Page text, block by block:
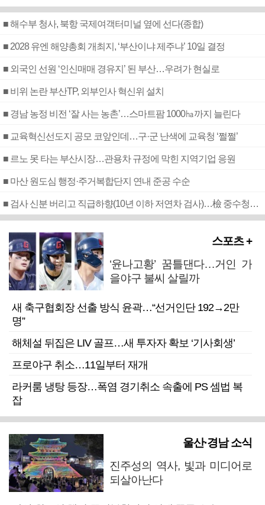
■ 해수부 청사, 북항 국제여객터미널 옆에 선다(종합)
■ 2028 유엔 해양총회 개최지, ‘부산이냐 제주냐’ 10일 결정
■ 외국인 선원 ‘인신매매 경유지’ 된 부산…우려가 현실로
■ 비위 논란 부산TP, 외부인사 혁신위 설치
■ 경남 농정 비전 ‘잘 사는 농촌’…스마트팜 1000㏊까지 늘린다
■ 교육혁신선도지 공모 코앞인데…구·군 난색에 교육청 ‘쩔쩔’
■ 르노 못 타는 부산시장…관용차 규정에 막힌 지역기업 응원
■ 마산 원도심 행정·주거복합단지 연내 준공 수순
■ 검사 신분 버리고 직급하향(10년 이하 저연차 검사)…檢 중수청행 기피
스포츠 +
‘윤나고황’ 꿈틀댄다…거인 가
을야구 불씨 살릴까
새 축구협회장 선출 방식 윤곽…“선거인단 192→2만
명”
해체설 뒤집은 LIV 골프…새 투자자 확보 ‘기사회생’
프로야구 취소…11일부터 재개
라커룸 냉탕 등장…폭염 경기취소 속출에 PS 셈법 복
잡
울산·경남 소식
진주성의 역사, 빛과 미디어로
되살아난다